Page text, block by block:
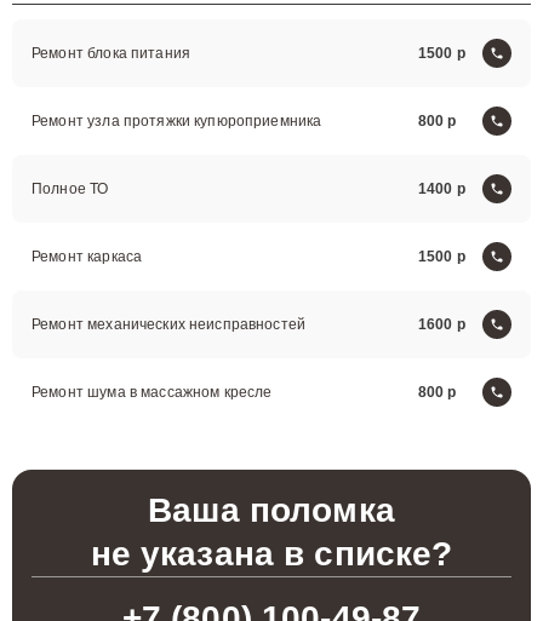
Ремонт блока питания 1500
Ремонт узла протяжки купюроприемника 800
Полное ТО 1400
Ремонт каркаса 1500
Ремонт механических неисправностей 1600
Ремонт шума в массажном кресле 800
Ваша поломка
не указана в списке?